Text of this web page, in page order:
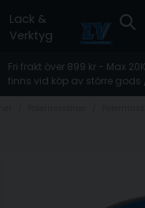
Lack &
Verktyg
Fri frakt över 899 kr - Max
finns vid köp av större gods